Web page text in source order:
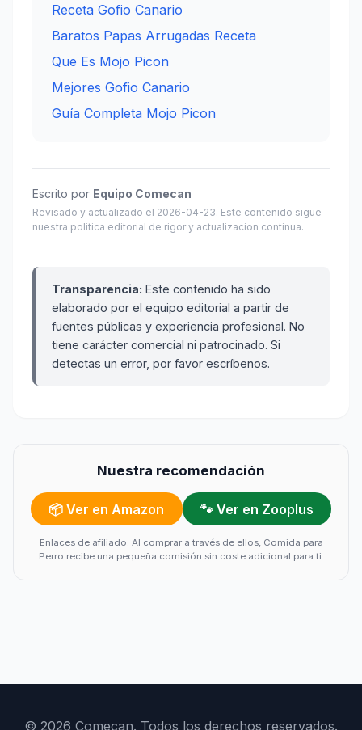
Receta Gofio Canario
Baratos Papas Arrugadas Receta
Que Es Mojo Picon
Mejores Gofio Canario
Guía Completa Mojo Picon
Escrito por Equipo Comecan
Revisado y actualizado el 2026-04-23. Este contenido sigue
nuestra politica editorial de rigor y actualizacion continua.
Transparencia: Este contenido ha sido
elaborado por el equipo editorial a partir de
fuentes públicas y experiencia profesional. No
tiene carácter comercial ni patrocinado. Si
detectas un error, por favor escríbenos.
Nuestra recomendación
📦 Ver en Amazon 🐾 Ver en Zooplus
Enlaces de afiliado. Al comprar a través de ellos, Comida para
Perro recibe una pequeña comisión sin coste adicional para ti.
© 2026 Comecan. Todos los derechos reservados.